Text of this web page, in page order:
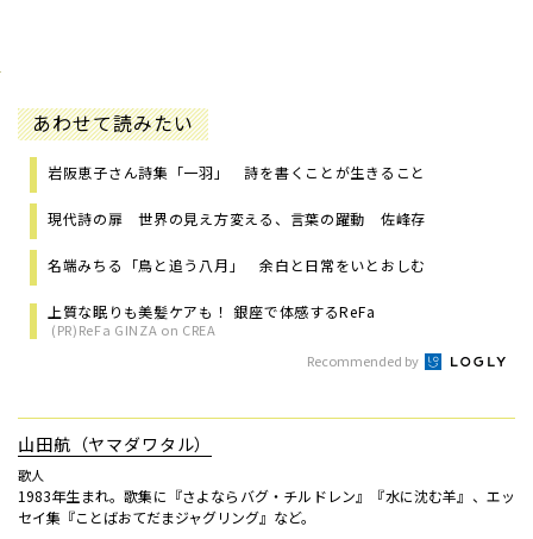
あわせて読みたい
岩阪恵子さん詩集「一羽」 詩を書くことが生きること
現代詩の扉 世界の見え方変える、言葉の躍動 佐峰存
名端みちる「鳥と追う八月」 余白と日常をいとおしむ
上質な眠りも美髪ケアも！ 銀座で体感するReFa
(PR)ReFa GINZA on CREA
Recommended by
山田航（ヤマダワタル）
歌人
1983年生まれ。歌集に『さよならバグ・チルドレン』『水に沈む羊』、エッ
セイ集『ことばおてだまジャグリング』など。